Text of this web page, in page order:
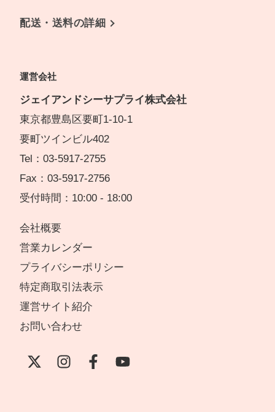
配送・送料の詳細
運営会社
ジェイアンドシーサプライ株式会社
東京都豊島区要町1-10-1
要町ツインビル402
Tel：03-5917-2755
Fax：03-5917-2756
受付時間：10:00 - 18:00
会社概要
営業カレンダー
プライバシーポリシー
特定商取引法表示
運営サイト紹介
お問い合わせ